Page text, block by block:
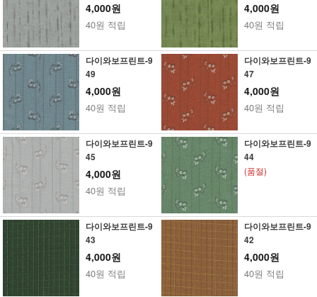
4,000원
40원 적립
4,000원
40원 적립
다이와보프린트-9
49
4,000원
40원 적립
다이와보프린트-9
47
4,000원
40원 적립
다이와보프린트-9
45
4,000원
40원 적립
다이와보프린트-9
44
(품절)
다이와보프린트-9
43
4,000원
40원 적립
다이와보프린트-9
42
4,000원
40원 적립